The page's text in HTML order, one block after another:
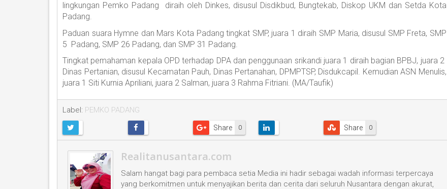
lingkungan Pemko Padang diraih oleh Dinkes, disusul Disdikbud, Bungtekab, Diskop UKM dan Setda Kota
Padang.
Paduan suara Hymne dan Mars Kota Padang tingkat SMP, juara 1 diraih SMP Maria, disusul SMP Freta, SMP
5 Padang, SMP 26 Padang, dan SMP 31 Padang.
Tingkat pemahaman kepala OPD terhadap DPA dan penggunaan srikandi juara 1 diraih bagian BPBJ, juara 2
Dinas Pertanian, disusul Kecamatan Pauh, Dinas Pertanahan, DPMPTSP, Disdukcapil. Kemudian ASN Menulis,
juara 1 Siti Kurnia Apriliani, juara 2 Salman, juara 3 Rahma Fitriani. (MA/Taufik)
Label: PEMKO PADANG
0
Share 0
Share
Realitanusantara.com
Salam hangat bagi para pembaca setia Media ini hadir sebagai wadah informasi terpercaya
yang berkomitmen untuk menyajikan berita dan cerita dari seluruh Nusantara dengan akurat,